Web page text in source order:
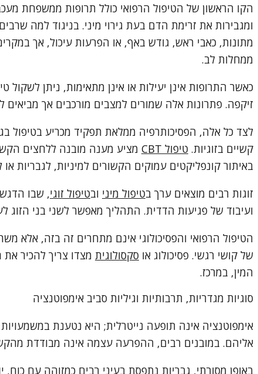
ומגבירות את זרימת הדם בעת גירוי מיני. בניגוד למה
מתונות, כאבי ראש, גודש באף, או הפרעות עיכול, אך
ממחלות לב.
כאשר התרופות אינן יעילות או אינן מתאימות, ניתן
זיקפה. פתרונות אלה שמורים למצבים מורכבים אך
לצד כל אלה, הפסיכותרפיה ממלאת תפקיד מכריע בטיפול
קשיים בזוגיות. טיפול CBT
מציע מענה מובנה ללחצים
באיתור קונפליקטים עמוקים הקשורים למיניות, לגבריות
זוגות רבים מוצאים ערך בטיפול מיני ובטיפול זוגי, שבו
ועיבוד של פגיעות הדדית. התהליך מאפשר לשני בני הזוג
הטיפול הרפואי והפסיכולוגי אינם מתחרים זה בזה, אלא
של קושי רגשי. פסיכולוג או סקסולוגית מצדו צריך להכיר
המין, במרכז.
סוגיות מגדריות, תרבותיות וגיליות סביב אימפוטנציה
אימפוטנציה אינה תופעה נייטרלית; היא נטענת
אליהם. במובנים רבים, ההפרעה עצמה אינה מבודדת
באופן מסורתי, גבריות נתפסת בעיני רבים כמזוהה עם